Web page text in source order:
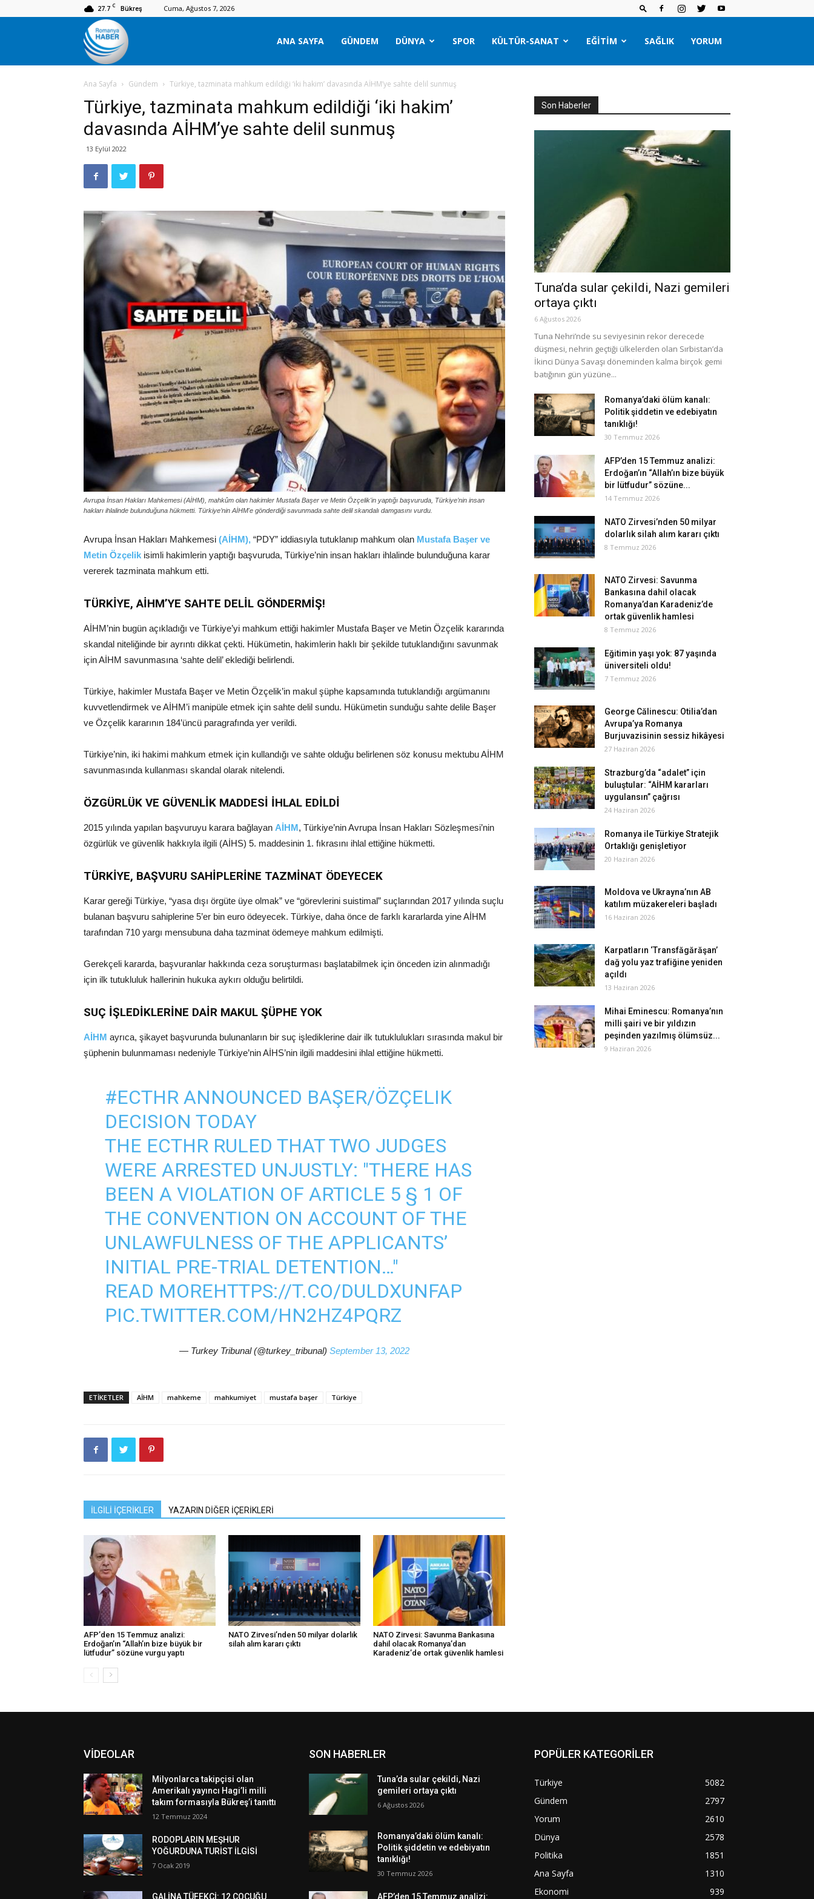
27.7 C Bükreş Cuma, Ağustos 7, 2026
Romanya
Haber
ANA SAYFA GÜNDEM DÜNYA SPOR KÜLTÜR-SANAT EĞITIM SAĞLIK YORUM
Ana Sayfa Gündem Türkiye, tazminata mahkum edildiği ‘iki hakim’ davasında AİHM’ye sahte delil sunmuş
Türkiye, tazminata mahkum edildiği ‘iki hakim’
davasında AİHM’ye sahte delil sunmuş
13 Eylül 2022
Avrupa İnsan Hakları Mahkemesi (AİHM), mahkûm olan hakimler Mustafa Başer ve Metin Özçelik'in yaptığı başvuruda, Türkiye’nin insan
hakları ihlalinde bulunduğuna hükmetti. Türkiye’nin AİHM'e gönderdiği savunmada sahte delil skandalı damgasını vurdu.
Avrupa İnsan Hakları Mahkemesi (AİHM), “PDY” iddiasıyla tutuklanıp mahkum olan Mustafa Başer ve
Metin Özçelik isimli hakimlerin yaptığı başvuruda, Türkiye’nin insan hakları ihlalinde bulunduğuna karar
vererek tazminata mahkum etti.
TÜRKİYE, AİHM’YE SAHTE DELİL GÖNDERMİŞ!
AİHM’nin bugün açıkladığı ve Türkiye’yi mahkum ettiği hakimler Mustafa Başer ve Metin Özçelik kararında
skandal niteliğinde bir ayrıntı dikkat çekti. Hükümetin, hakimlerin haklı bir şekilde tutuklandığını savunmak
için AİHM savunmasına ‘sahte delil’ eklediği belirlendi.
Türkiye, hakimler Mustafa Başer ve Metin Özçelik’in makul şüphe kapsamında tutuklandığı argümanını
kuvvetlendirmek ve AİHM’i manipüle etmek için sahte delil sundu. Hükümetin sunduğu sahte delile Başer
ve Özçelik kararının 184’üncü paragrafında yer verildi.
Türkiye’nin, iki hakimi mahkum etmek için kullandığı ve sahte olduğu belirlenen söz konusu mektubu AİHM
savunmasında kullanması skandal olarak nitelendi.
ÖZGÜRLÜK VE GÜVENLİK MADDESİ İHLAL EDİLDİ
2015 yılında yapılan başvuruyu karara bağlayan AİHM, Türkiye’nin Avrupa İnsan Hakları Sözleşmesi’nin
özgürlük ve güvenlik hakkıyla ilgili (AİHS) 5. maddesinin 1. fıkrasını ihlal ettiğine hükmetti.
TÜRKİYE, BAŞVURU SAHİPLERİNE TAZMİNAT ÖDEYECEK
Karar gereği Türkiye, “yasa dışı örgüte üye olmak” ve “görevlerini suistimal” suçlarından 2017 yılında suçlu
bulanan başvuru sahiplerine 5’er bin euro ödeyecek. Türkiye, daha önce de farklı kararlarda yine AİHM
tarafından 710 yargı mensubuna daha tazminat ödemeye mahkum edilmişti.
Gerekçeli kararda, başvuranlar hakkında ceza soruşturması başlatabilmek için önceden izin alınmadığı
için ilk tutukluluk hallerinin hukuka aykırı olduğu belirtildi.
SUÇ İŞLEDİKLERİNE DAİR MAKUL ŞÜPHE YOK
AİHM ayrıca, şikayet başvurunda bulunanların bir suç işlediklerine dair ilk tutuklulukları sırasında makul bir
şüphenin bulunmaması nedeniyle Türkiye’nin AİHS’nin ilgili maddesini ihlal ettiğine hükmetti.
#ECTHRANNOUNCED BAŞER/ÖZÇELIK
DECISION TODAY
THE ECTHR RULED THAT TWO JUDGES
WERE ARRESTED UNJUSTLY: "THERE HAS
BEEN A VIOLATION OF ARTICLE 5 § 1 OF
THE CONVENTION ON ACCOUNT OF THE
UNLAWFULNESS OF THE APPLICANTS’
INITIAL PRE-TRIAL DETENTION…"
READ MOREHTTPS://T.CO/DULDXUNFAP
PIC.TWITTER.COM/HN2HZ4PQRZ
— Turkey Tribunal (@turkey_tribunal) September 13, 2022
ETIKETLER AİHM mahkeme mahkumiyet mustafa başer Türkiye
İLGİLİ İÇERİKLER YAZARIN DİĞER İÇERİKLERİ
AFP’den 15 Temmuz analizi:
Erdoğan’ın “Allah’ın bize büyük bir
lütfudur” sözüne vurgu yaptı
NATO Zirvesi’nden 50 milyar dolarlık
silah alım kararı çıktı
NATO Zirvesi: Savunma Bankasına
dahil olacak Romanya’dan
Karadeniz’de ortak güvenlik hamlesi
Son Haberler
Tuna’da sular çekildi, Nazi gemileri
ortaya çıktı
6 Ağustos 2026
Tuna Nehri’nde su seviyesinin rekor derecede
düşmesi, nehrin geçtiği ülkelerden olan Sırbistan’da
İkinci Dünya Savaşı döneminden kalma birçok gemi
batığının gün yüzüne...
Romanya’daki ölüm kanalı:
Politik şiddetin ve edebiyatın
tanıklığı!
30 Temmuz 2026
AFP’den 15 Temmuz analizi:
Erdoğan’ın “Allah’ın bize büyük
bir lütfudur” sözüne...
14 Temmuz 2026
NATO Zirvesi’nden 50 milyar
dolarlık silah alım kararı çıktı
8 Temmuz 2026
NATO Zirvesi: Savunma
Bankasına dahil olacak
Romanya’dan Karadeniz’de
ortak güvenlik hamlesi
8 Temmuz 2026
Eğitimin yaşı yok: 87 yaşında
üniversiteli oldu!
7 Temmuz 2026
George Călinescu: Otilia’dan
Avrupa’ya Romanya
Burjuvazisinin sessiz hikâyesi
27 Haziran 2026
Strazburg’da “adalet” için
buluştular: “AİHM kararları
uygulansın” çağrısı
24 Haziran 2026
Romanya ile Türkiye Stratejik
Ortaklığı genişletiyor
20 Haziran 2026
Moldova ve Ukrayna’nın AB
katılım müzakereleri başladı
16 Haziran 2026
Karpatların ‘Transfăgărăşan’
dağ yolu yaz trafiğine yeniden
açıldı
13 Haziran 2026
Mihai Eminescu: Romanya’nın
milli şairi ve bir yıldızın
peşinden yazılmış ölümsüz...
9 Haziran 2026
VİDEOLAR
Milyonlarca takipçisi olan
Amerikalı yayıncı Hagi’li milli
takım formasıyla Bükreş’i tanıttı
12 Temmuz 2024
RODOPLARIN MEŞHUR
YOĞURDUNA TURİST İLGİSİ
7 Ocak 2019
GALİNA TÜFEKÇİ: 12 ÇOCUĞU
SON HABERLER
Tuna’da sular çekildi, Nazi
gemileri ortaya çıktı
6 Ağustos 2026
Romanya’daki ölüm kanalı:
Politik şiddetin ve edebiyatın
tanıklığı!
30 Temmuz 2026
AFP’den 15 Temmuz analizi:
POPÜLER KATEGORİLER
Türkiye
5082
Gündem
2797
Yorum
2610
Dünya
2578
Politika
1851
Ana Sayfa
1310
Ekonomi
939